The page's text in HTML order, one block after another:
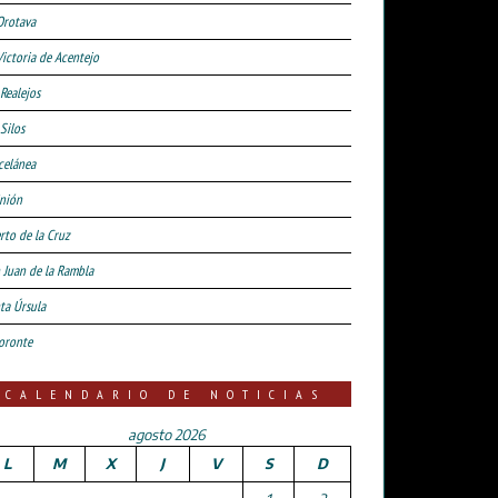
de Acentejo
de la Cruz
Juan de la Rambla
Úrsula
CALENDARIO DE NOTICIAS
agosto 2026
L
M X J V S
D